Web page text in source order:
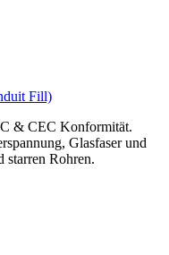
Fill)
& CEC Konformität.
Glasfaser und
Rohren.